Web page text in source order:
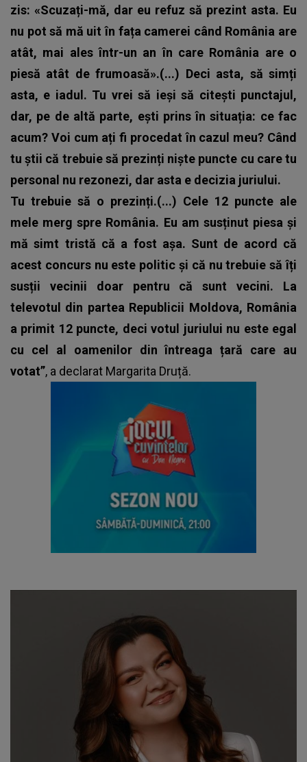
zis: «Scuzați-mă, dar eu refuz să prezint asta. Eu
nu pot să mă uit în fața camerei când România are
atât, mai ales într-un an în care România are o
piesă atât de frumoasă».(...) Deci asta, să simți
asta, e iadul. Tu vrei să ieși să citești punctajul,
dar, pe de altă parte, ești prins în situația: ce fac
acum? Voi cum ați fi procedat în cazul meu? Când
tu știi că trebuie să prezinți niște puncte cu care tu
personal nu rezonezi, dar asta e decizia juriului.
Tu trebuie să o prezinți.(...) Cele 12 puncte ale
mele merg spre România. Eu am susținut piesa și
mă simt tristă că a fost așa. Sunt de acord că
acest concurs nu este politic și că nu trebuie să îți
susții vecinii doar pentru că sunt vecini. La
televotul din partea Republicii Moldova, România
a primit 12 puncte, deci votul juriului nu este egal
cu cel al oamenilor din întreaga țară care au
votat”, a declarat Margarita Druță.